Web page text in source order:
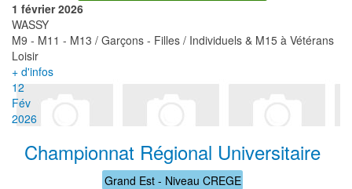
1 février 2026
WASSY
M9 - M11 - M13 / Garçons - Filles / Individuels & M15 à Vétérans
Loisir
+ d'infos
12
Fév
2026
Championnat Régional Universitaire
Grand Est - Niveau CREGE